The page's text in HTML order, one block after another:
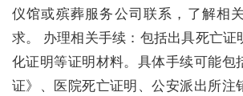
仪馆或殡葬服务公司联系，了解相
求。 办理相关手续：包括出具死亡证
化证明等证明材料。具体手续可能包
证》、医院死亡证明、公安派出所注